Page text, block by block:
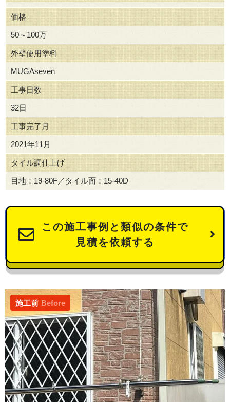
価格
50～100万
外壁使用塗料
MUGAseven
工事日数
32日
工事完了月
2021年11月
タイル調仕上げ
目地：19-80F／タイル面：15-40D
この施工事例と類似の条件で
見積を依頼する
施工前 Before